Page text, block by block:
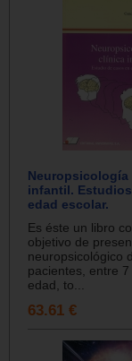
infantil.
edad escolar.
Es éste un libro
objetivo de
neuropsicológico
pacientes, entre
edad, to...
63.61 €